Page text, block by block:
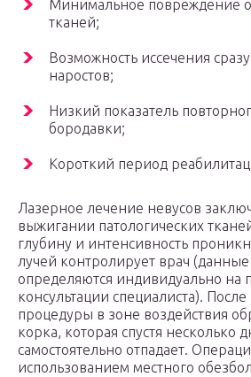
Минимальное повреждение
тканей;
Возможность иссечения
наростов;
Низкий показатель
бородавки;
Короткий период
Лазерное лечение невусов
выжигании патологических
глубину и интенсивность
лучей контролирует врач
определяются индивидуально на
консультации специалиста).
процедуры в зоне воздействия
корка, которая спустя несколько
самостоятельно отпадает.
использованием местного